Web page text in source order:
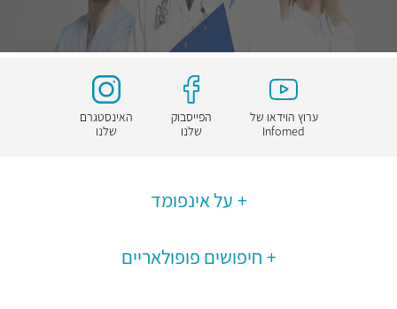
ערוץ הוידאו של
Infomed
הפייסבוק
שלנו
האינסטגרם
שלנו
על אינפומד
חיפושים פופולאריים